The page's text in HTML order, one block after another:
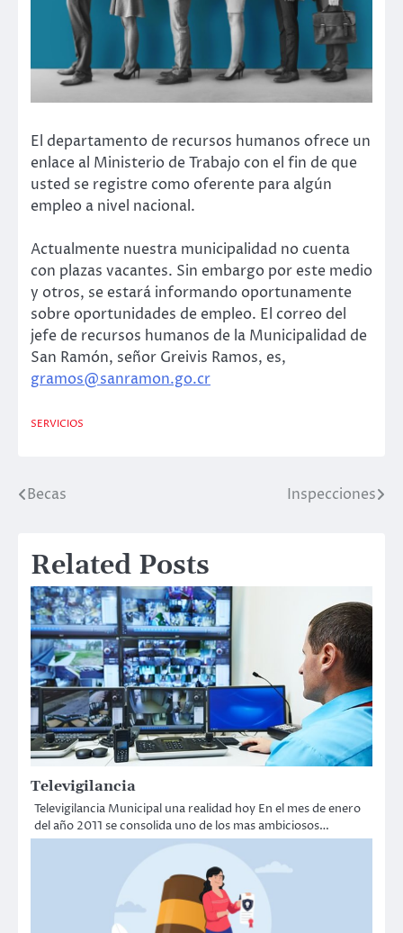
El departamento de recursos humanos ofrece un
enlace al Ministerio de Trabajo con el fin de que
usted se registre como oferente para algún
empleo a nivel nacional.
Actualmente nuestra municipalidad no cuenta
con plazas vacantes. Sin embargo por este medio
y otros, se estará informando oportunamente
sobre oportunidades de empleo. El correo del
jefe de recursos humanos de la Municipalidad de
San Ramón, señor Greivis Ramos, es,
gramos@sanramon.go.cr
SERVICIOS
Post
Becas Inspecciones
Related Posts
Televigilancia
Televigilancia Municipal una realidad hoy En el mes de enero
del año 2011 se consolida uno de los mas ambiciosos…